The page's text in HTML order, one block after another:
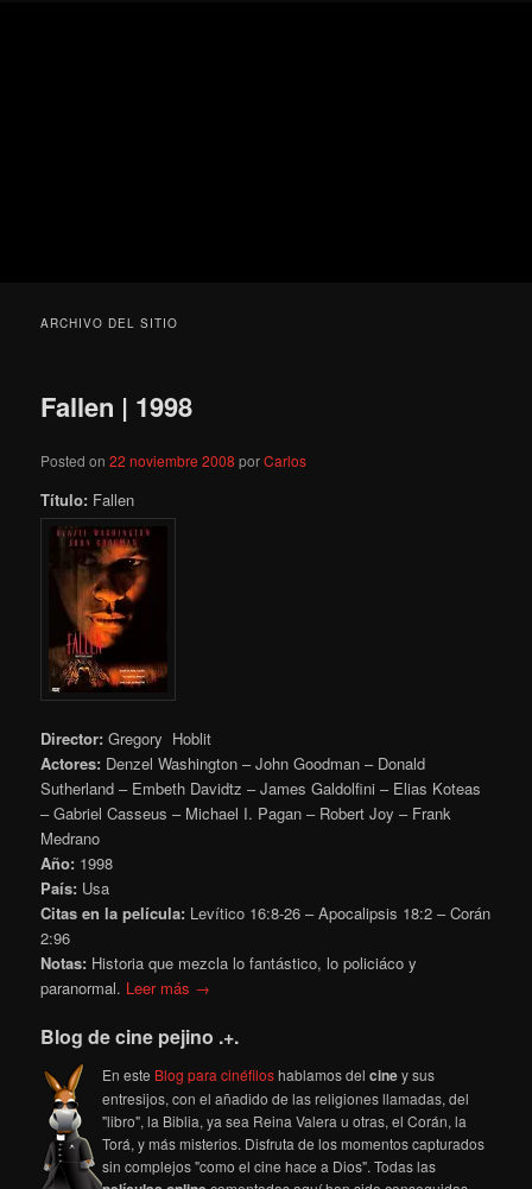
ARCHIVO DEL SITIO
Fallen | 1998
Posted on22 noviembre 2008 porCarlos
Título: Fallen
Director: Gregory Hoblit
Actores: Denzel Washington – John Goodman – Donald
Sutherland – Embeth Davidtz – James Galdolfini – Elias Koteas
– Gabriel Casseus – Michael I. Pagan – Robert Joy – Frank
Medrano
Año: 1998
País: Usa
Citas en la película: Levítico 16:8-26 – Apocalipsis 18:2 – Corán
2:96
Notas: Historia que mezcla lo fantástico, lo policiáco y
paranormal. Leer más →
Blog de cine pejino .+.
En este Blog para cinéfiloshablamos delciney sus
entresijos, con el añadido de las religiones llamadas, del
"libro", la Biblia, ya sea Reina Valera u otras, el Corán, la
Torá, y más misterios. Disfruta de los momentos capturados
sin complejos "como el cine hace a Dios". Todas las